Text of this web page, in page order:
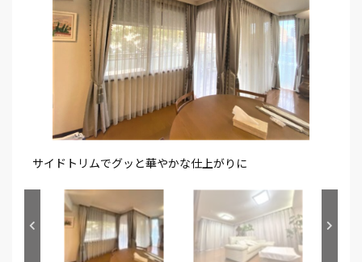
サイドトリムでグッと華やかな仕上がりに